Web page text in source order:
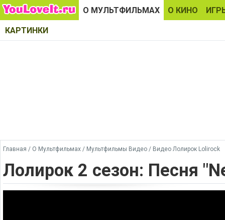
О МУЛЬТФИЛЬМАХ О КИНО
КАРТИНКИ
Главная / О Мультфильмах / Мультфильмы Видео / Видео Лолирок Lolirock
Лолирок 2 сезон: Песня